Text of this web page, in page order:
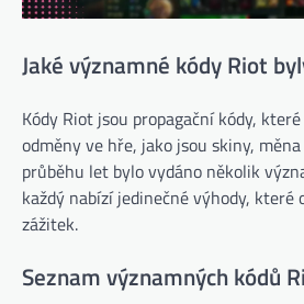
Jaké významné kódy Riot
Kódy Riot jsou propagační kódy,
odměny ve hře, jako jsou skiny,
průběhu let bylo vydáno několik
každý nabízí jedinečné výhody, které
zážitek.
Seznam významných kódů